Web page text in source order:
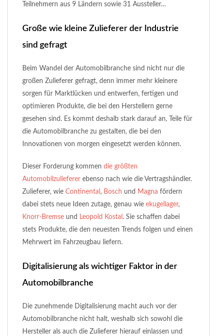
Teilnehmern aus 9 Ländern sowie 31 Aussteller…
Große wie kleine Zulieferer der Industrie
sind gefragt
Beim Wandel der Automobilbranche sind nicht nur die
großen Zulieferer gefragt, denn immer mehr kleinere
sorgen für Marktlücken und entwerfen, fertigen und
optimieren Produkte, die bei den Herstellern gerne
gesehen sind. Es kommt deshalb stark darauf an, Teile für
die Automobilbranche zu gestalten, die bei den
Innovationen von morgen eingesetzt werden können.
Dieser Forderung kommen die größten
Automobilzulieferer ebenso nach wie die Vertragshändler.
Zulieferer, wie Continental , Bosch und Magna fördern
dabei stets neue Ideen zutage, genau wie ekugellager,
Knorr-Bremse und Leopold Kostal . Sie schaffen dabei
stets Produkte, die den neuesten Trends folgen und einen
Mehrwert im Fahrzeugbau liefern.
Digitalisierung als wichtiger Faktor in der
Automobilbranche
Die zunehmende Digitalisierung macht auch vor der
Automobilbranche nicht halt, weshalb sich sowohl die
Hersteller als auch die Zulieferer hierauf einlassen und